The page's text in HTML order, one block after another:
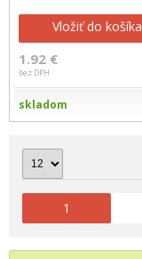
Vložiť do košíka
1.92 €
bez DPH
skladom
1